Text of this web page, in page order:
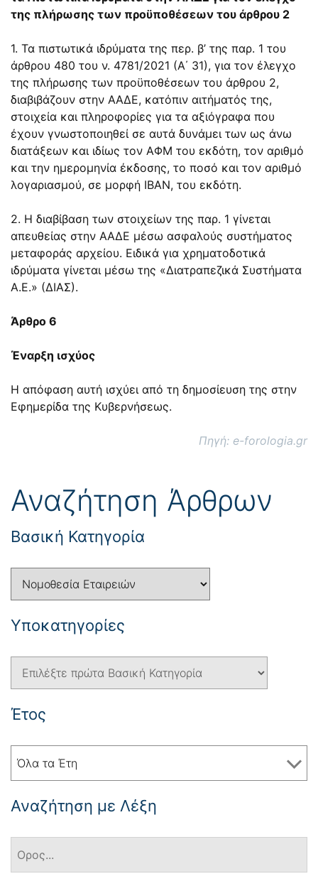
της πλήρωσης των προϋποθέσεων του άρθρου 2
1. Τα πιστωτικά ιδρύματα της περ. β’ της παρ. 1 του
άρθρου 480 του ν. 4781/2021 (Α΄ 31), για τον έλεγχο
της πλήρωσης των προϋποθέσεων του άρθρου 2,
διαβιβάζουν στην ΑΑΔΕ, κατόπιν αιτήματός της,
στοιχεία και πληροφορίες για τα αξιόγραφα που
έχουν γνωστοποιηθεί σε αυτά δυνάμει των ως άνω
διατάξεων και ιδίως τον ΑΦΜ του εκδότη, τον αριθμό
και την ημερομηνία έκδοσης, το ποσό και τον αριθμό
λογαριασμού, σε μορφή IBAN, του εκδότη.
2. Η διαβίβαση των στοιχείων της παρ. 1 γίνεται
απευθείας στην ΑΑΔΕ μέσω ασφαλούς συστήματος
μεταφοράς αρχείου. Ειδικά για χρηματοδοτικά
ιδρύματα γίνεται μέσω της «Διατραπεζικά Συστήματα
Α.Ε.» (ΔΙΑΣ).
Άρθρο 6
Έναρξη ισχύος
Η απόφαση αυτή ισχύει από τη δημοσίευση της στην
Εφημερίδα της Κυβερνήσεως.
Πηγή: e-forologia.gr
Αναζήτηση Άρθρων
Βασική Κατηγορία
Yποκατηγορίες
Έτος
Όλα τα Έτη
Αναζήτηση με Λέξη